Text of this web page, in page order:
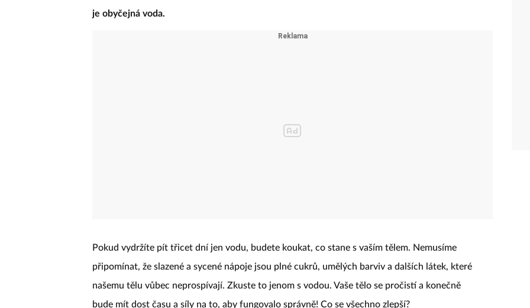
je obyčejná voda.
Pokud vydržíte pít třicet dní jen vodu, budete koukat, co stane s vaším tělem. Nemusíme
připomínat, že slazené a sycené nápoje jsou plné cukrů, umělých barviv a dalších látek, které
našemu tělu vůbec neprospívají. Zkuste to jenom s vodou. Vaše tělo se pročistí a konečně
bude mít dost času a síly na to, aby fungovalo správně! Co se všechno zlepší?